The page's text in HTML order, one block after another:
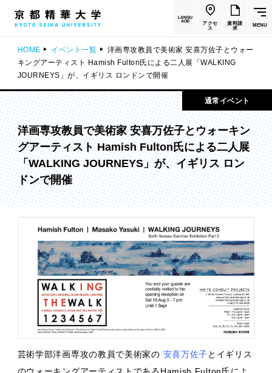
LANGU
AGE
アクセ
ス
資料請
求
MENU
HOME イベント一覧
洋画専攻教員で美術家 安喜万佐子とウォー
キングアーティスト Hamish Fulton氏による二人展「WALKING
JOURNEYS」が、イギリス ロンドンで開催
通常イベント
洋画専攻教員で美術家 安喜万佐子とウォーキン
グアーティスト Hamish Fulton氏による二人展
「WALKING JOURNEYS」が、イギリス ロン
ドンで開催
芸術学部洋画専攻の教員で美術家の 安喜万佐子とイギリス
のウォーキングアーティストであるHamish Fulton氏によ